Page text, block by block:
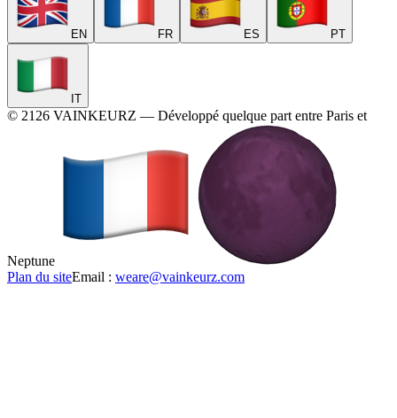
EN FR ES PT
IT
© 2126 VAINKEURZ — Développé quelque part entre Paris et
Neptune
Plan du siteEmail : weare@vainkeurz.com